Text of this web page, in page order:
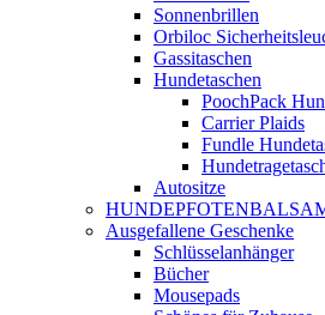
Sonnenbrillen
Orbiloc
Gassitaschen
Hundetaschen
PoochPack
Carrier Plaids
Fundle
Autositze
Ausgefallene Geschenke
Schlüsselanhänger
Bücher
Mousepads